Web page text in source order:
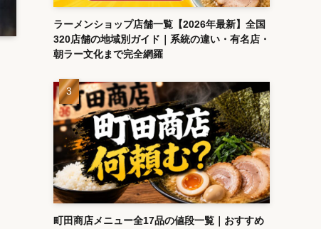
ラーメンショップ店舗一覧【2026年最新】全国
320店舗の地域別ガイド｜系統の違い・有名店・
朝ラー文化まで完全網羅
町田商店メニュー全17品の値段一覧｜おすすめ